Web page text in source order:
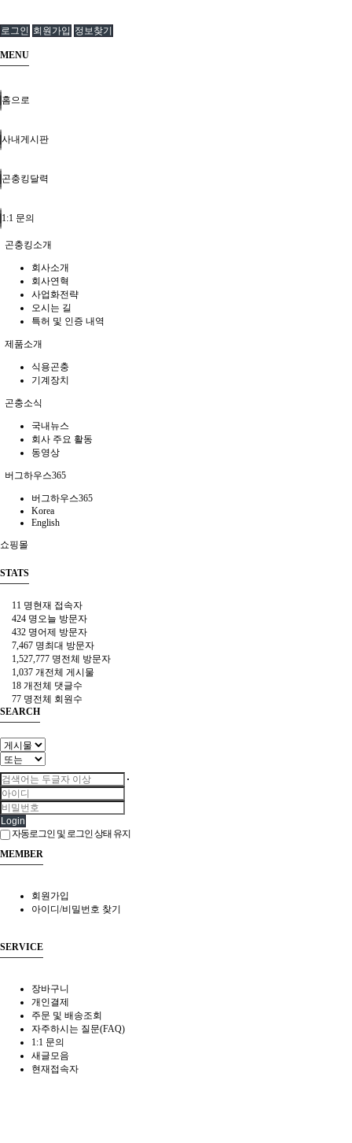
로그인 회원가입 정보찾기
MENU
홈으로
사내게시판
곤충킹달력
1:1 문의
곤충킹소개
회사소개
회사연혁
사업화전략
오시는 길
특허 및 인증 내역
제품소개
식용곤충
기계장치
곤충소식
국내뉴스
회사 주요 활동
동영상
버그하우스365
버그하우스365
Korea
English
쇼핑몰
STATS
11 명현재 접속자
424 명오늘 방문자
432 명어제 방문자
7,467 명최대 방문자
1,527,777 명전체 방문자
1,037 개 전체 게시물
18 개 전체 댓글수
77 명전체 회원수
SEARCH
Login
자동로그인 및 로그인 상태 유지
MEMBER
회원가입
아이디/비밀번호 찾기
SERVICE
장바구니
개인결제
주문 및 배송조회
자주하시는 질문(FAQ)
1:1 문의
새글모음
현재접속자